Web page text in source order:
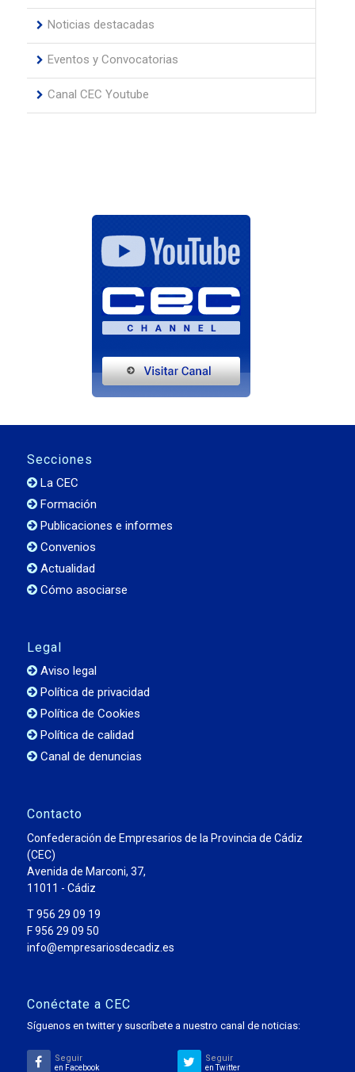
Noticias destacadas
Eventos y Convocatorias
Canal CEC Youtube
Secciones
La CEC
Formación
Publicaciones e informes
Convenios
Actualidad
Cómo asociarse
Legal
Aviso legal
Política de privacidad
Política de Cookies
Política de calidad
Canal de denuncias
Contacto
Confederación de Empresarios de la Provincia de Cádiz
(CEC)
Avenida de Marconi, 37,
11011 - Cádiz
T 956 29 09 19
F 956 29 09 50
info@empresariosdecadiz.es
Conéctate a CEC
Síguenos en twitter y suscríbete a nuestro canal de noticias:
Seguir
en Facebook
Seguir
en Twitter